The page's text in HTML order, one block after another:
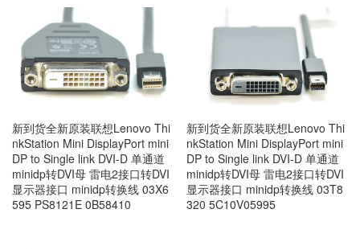
新到货全新原装联想Lenovo Thi
nkStation Mini DisplayPort mini
DP to Single link DVI-D 单通道
minidp转DVI母 雷电2接口转DVI
显示器接口 minidp转换线 03X6
595 PS8121E 0B58410
新到货全新原装联想Lenovo Thi
nkStation Mini DisplayPort mini
DP to Single link DVI-D 单通道
minidp转DVI母 雷电2接口转DVI
显示器接口 minidp转换线 03T8
320 5C10V05995